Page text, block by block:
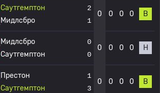
Саутгемптон
Мидлсбро
2
1
0 0 0 0 В
Мидлсбро
Саутгемптон
0
0
0 0 0 0 Н
Престон
Саутгемптон
1
3
0 0 0 0 В